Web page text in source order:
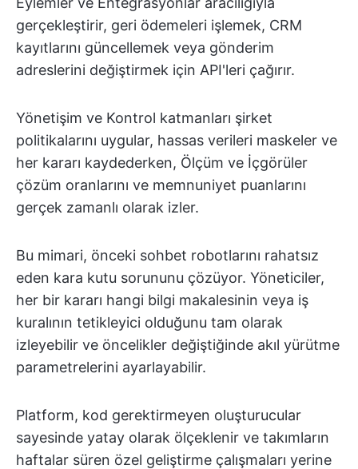
gerçekleştirir, geri ödemeleri işlemek, CRM
kayıtlarını güncellemek veya gönderim
adreslerini değiştirmek için API'leri çağırır.
Yönetişim ve Kontrol katmanları şirket
politikalarını uygular, hassas verileri maskeler ve
her kararı kaydederken, Ölçüm ve İçgörüler
çözüm oranlarını ve memnuniyet puanlarını
gerçek zamanlı olarak izler.
Bu mimari, önceki sohbet robotlarını rahatsız
eden kara kutu sorununu çözüyor. Yöneticiler,
her bir kararı hangi bilgi makalesinin veya iş
kuralının tetikleyici olduğunu tam olarak
izleyebilir ve öncelikler değiştiğinde akıl yürütme
parametrelerini ayarlayabilir.
Platform, kod gerektirmeyen oluşturucular
sayesinde yatay olarak ölçeklenir ve takımların
haftalar süren özel geliştirme çalışmaları yerine